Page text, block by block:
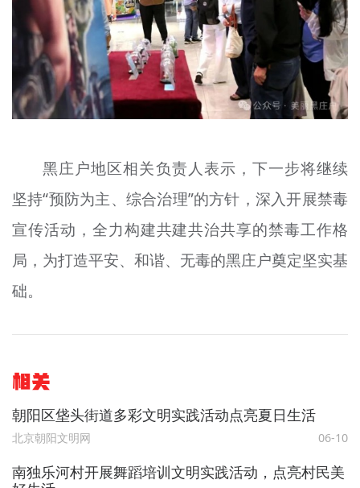
黑庄户地区相关负责人表示，下一步将继续
坚持“预防为主、综合治理”的方针，深入开展禁毒
宣传活动，全力构建共建共治共享的禁毒工作格
局，为打造平安、和谐、无毒的黑庄户奠定坚实基
础。
相关
朝阳区垡头街道多彩文明实践活动点亮夏日生活
北京朝阳文明网 06-10
南独乐河村开展舞蹈培训文明实践活动，点亮村民美